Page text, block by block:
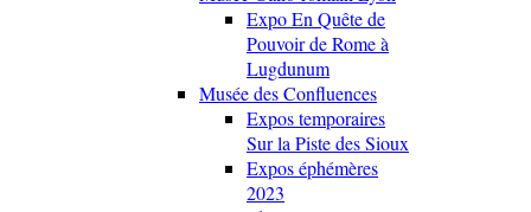
Expo En Quête de
Pouvoir de Rome à
Lugdunum
Musée des Confluences
Expos temporaires
Sur la Piste des Sioux
Expos éphémères
2023